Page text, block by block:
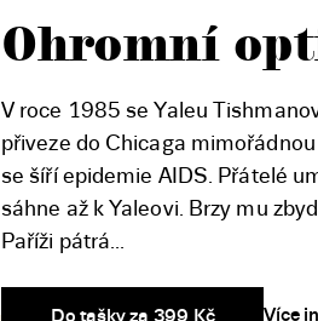
Ohromní
V roce 1985 se Yaleu
přiveze do Chicaga
se šíří epidemie AIDS. Přátelé
sáhne až k Yaleovi. Brzy mu
Paříži pátrá...
Do tašky za 399 Kč Více